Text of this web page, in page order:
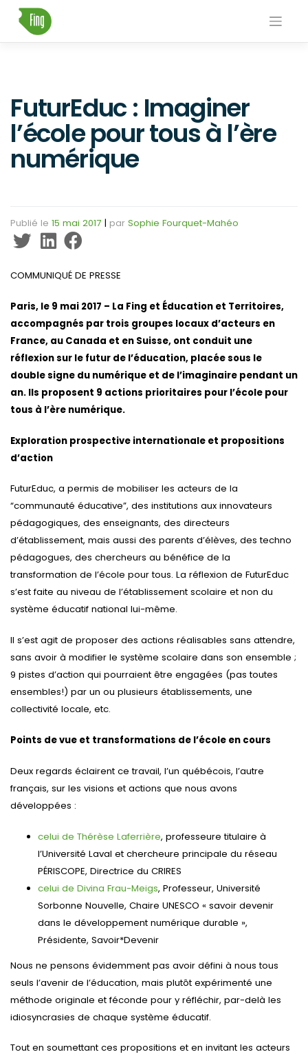
content
FuturEduc : Imaginer
l’école pour tous à l’ère
numérique
Publié le 15 mai 2017 | par Sophie Fourquet-Mahéo
COMMUNIQUÉ DE PRESSE
Paris, le 9 mai 2017 – La Fing et Éducation et Territoires,
accompagnés par trois groupes locaux d’acteurs en
France, au Canada et en Suisse, ont conduit une
réflexion sur le futur de l’éducation, placée sous le
double signe du numérique et de l’imaginaire pendant un
an. Ils proposent 9 actions prioritaires pour l’école pour
tous à l’ère numérique.
Exploration prospective internationale et propositions
d’action
FuturEduc, a permis de mobiliser les acteurs de la
“communauté éducative”, des institutions aux innovateurs
pédagogiques, des enseignants, des directeurs
d’établissement, mais aussi des parents d’élèves, des techno
pédagogues, des chercheurs au bénéfice de la
transformation de l’école pour tous. La réflexion de FuturEduc
s’est faite au niveau de l’établissement scolaire et non du
système éducatif national lui-même.
Il s’est agit de proposer des actions réalisables sans attendre,
sans avoir à modifier le système scolaire dans son ensemble ;
9 pistes d’action qui pourraient être engagées (pas toutes
ensembles!) par un ou plusieurs établissements, une
collectivité locale, etc.
Points de vue et transformations de l’école en cours
Deux regards éclairent ce travail, l’un québécois, l’autre
français, sur les visions et actions que nous avons
développées :
celui de Thérèse Laferrière, professeure titulaire à
l’Université Laval et chercheure principale du réseau
PÉRISCOPE, Directrice du CRIRES
celui de Divina Frau-Meigs, Professeur, Université
Sorbonne Nouvelle, Chaire UNESCO « savoir devenir
dans le développement numérique durable »,
Présidente, Savoir*Devenir
Nous ne pensons évidemment pas avoir défini à nous tous
seuls l’avenir de l’éducation, mais plutôt expérimenté une
méthode originale et féconde pour y réfléchir, par-delà les
idiosyncrasies de chaque système éducatif.
Tout en soumettant ces propositions et en invitant les acteurs